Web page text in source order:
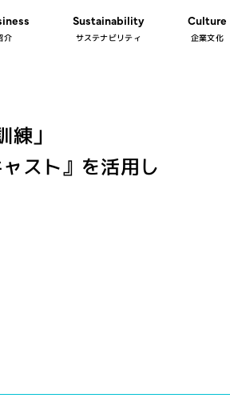
介
Sustainability
サステナビリティ
Culture
企業文化
」
スト』を活用し